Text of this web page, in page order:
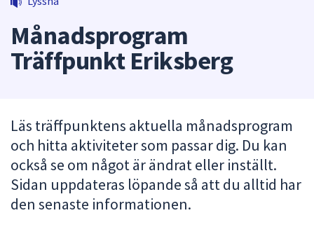
sökfältet
att
presenteras
under
fältet.
Använd
Månadsprogram
Träffpunkt Eriksberg
Läs träffpunktens aktuella månadsprogram
och hitta aktiviteter som passar dig. Du kan
också se om något är ändrat eller inställt.
Sidan uppdateras löpande så att du alltid har
den senaste informationen.